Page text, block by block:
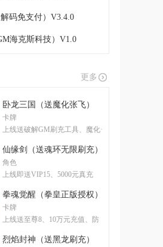
码免支付）V3.4.0
海克斯科技）V1.0
更多
卧龙三国（送魔化张飞）
卡牌
上线送破解GM刷充工具、魔化·
仙缘剑（送魂环无限刷充）
角色
上线即送VIP15、5000元真充
拳魂觉醒（拳皇正版授权）
卡牌
上线送至尊8、10万元充值、防
烈焰封神（送黑龙刷充）